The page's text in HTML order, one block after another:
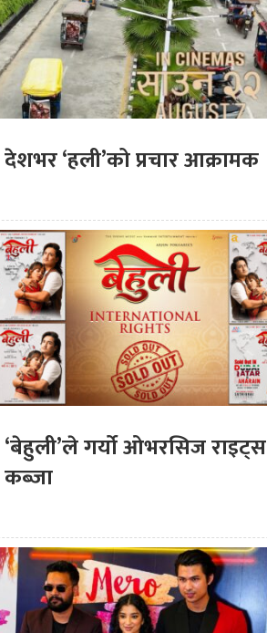
देशभर ‘हली’को प्रचार आक्रामक
‘बेहुली’ले गर्यो ओभरसिज राइट्स
कब्जा